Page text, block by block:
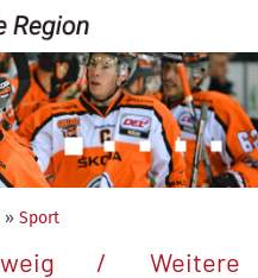
» Sport
/ Weitere